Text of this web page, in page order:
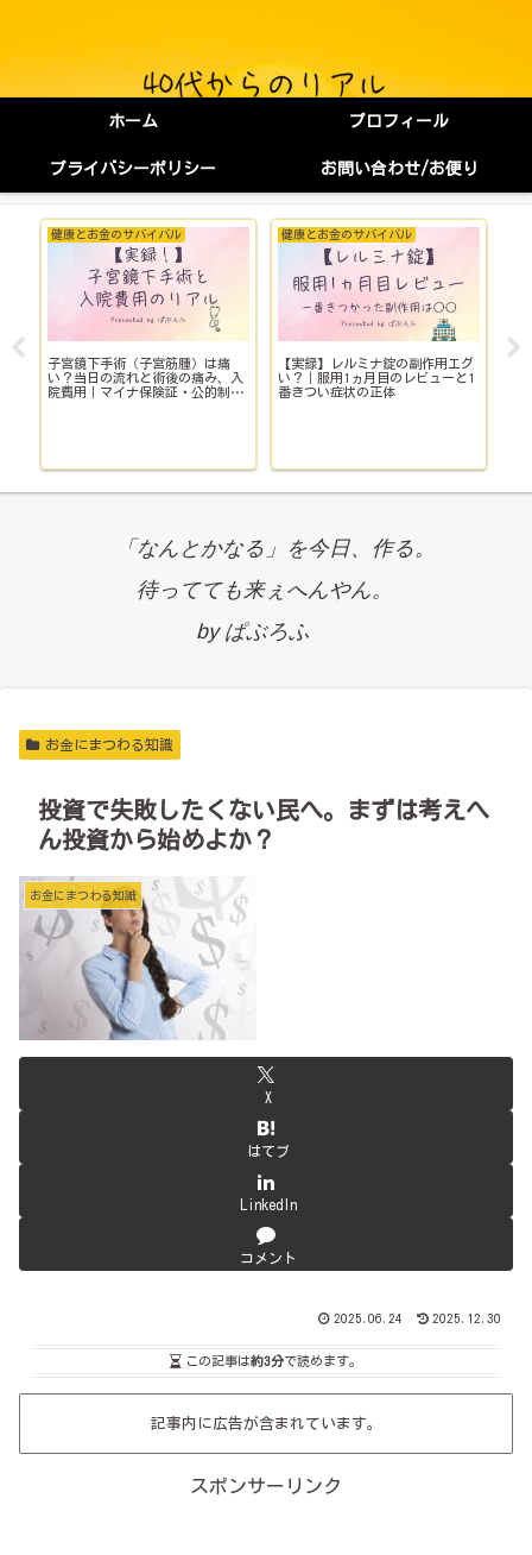
ホーム プロフィール
プライバシーポリシー お問い合わせ/お便り
健康とお金のサバイバル
子宮鏡下手術（子宮筋腫）は痛
い？当日の流れと術後の痛み、入
院費用｜マイナ保険証・公的制度
健康とお金のサバイバル
【実録】レルミナ錠の副作用エグ
い？｜服用1ヵ月目のレビューと1
番きつい症状の正体
「なんとかなる」を今日、作る。
待ってても来ぇへんやん。
by ぱぶろふ
お金にまつわる知識
投資で失敗したくない民へ。まずは考えへ
ん投資から始めよか？
お金にまつわる知識
X
はてブ
LinkedIn
コメント
2025.06.24 2025.12.30
この記事は約3分で読めます。
記事内に広告が含まれています。
スポンサーリンク